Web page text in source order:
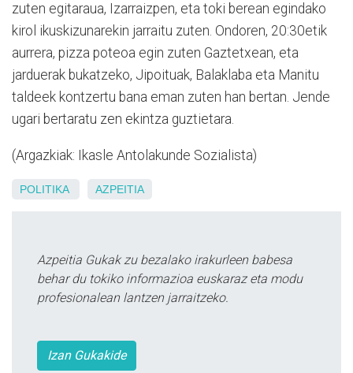
zuten egitaraua, Izarraizpen, eta toki berean egindako
kirol ikuskizunarekin jarraitu zuten. Ondoren, 20:30etik
aurrera, pizza poteoa egin zuten Gaztetxean, eta
jarduerak bukatzeko, Jipoituak, Balaklaba eta Manitu
taldeek kontzertu bana eman zuten han bertan. Jende
ugari bertaratu zen ekintza guztietara.
(Argazkiak: Ikasle Antolakunde Sozialista)
POLITIKA AZPEITIA
Azpeitia Gukak zu bezalako irakurleen babesa
behar du tokiko informazioa euskaraz eta modu
profesionalean lantzen jarraitzeko.
Izan Gukakide